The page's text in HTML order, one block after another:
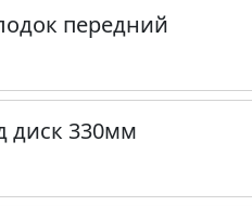
передний
диск 330мм